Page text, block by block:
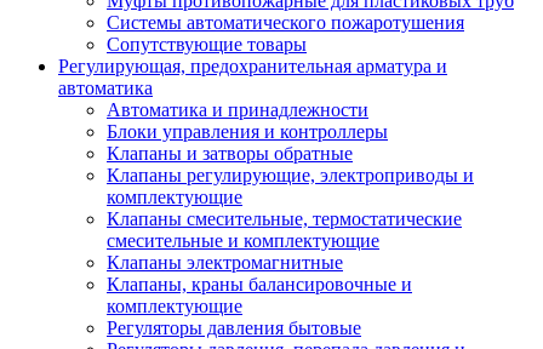
Системы автоматического пожаротушения
Сопутствующие товары
Регулирующая, предохранительная арматура и
автоматика
Автоматика и принадлежности
Блоки управления и контроллеры
Клапаны и затворы обратные
Клапаны регулирующие, электроприводы и
комплектующие
Клапаны смесительные, термостатические
смесительные и комплектующие
Клапаны электромагнитные
Клапаны, краны балансировочные и
комплектующие
Регуляторы давления бытовые